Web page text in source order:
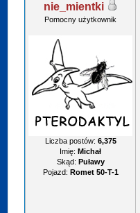
nie_mientki
Pomocny użytkownik
Liczba postów: 6,375
Imię: Michał
Skąd: Puławy
Pojazd: Romet 50-T-1